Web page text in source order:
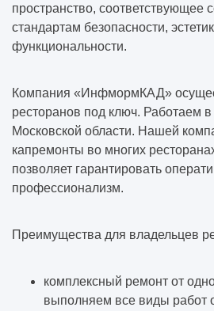
пространство, соответствующее
стандартам безопасности,
функциональности.
Компания «ИнфмормКАД»
ресторанов под ключ. Работаем
Московской области. Нашей
капремонты во многих
позволяет гарантировать
профессионализм.
Преимущества для владельцев
комплексный ремонт от
выполняем все виды работ